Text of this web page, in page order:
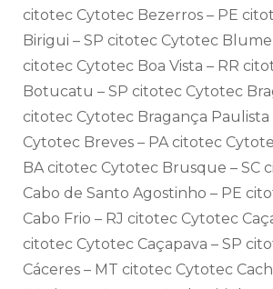
citotec Cytotec Bezerros – PE
Birigui – SP citotec Cytotec
citotec Cytotec Boa Vista – RR
Botucatu – SP citotec Cytotec
citotec Cytotec Bragança Paulista
Cytotec Breves – PA citotec
BA citotec Cytotec Brusque – SC
Cabo de Santo Agostinho – PE
Cabo Frio – RJ citotec Cytotec
citotec Cytotec Caçapava – SP
Cáceres – MT citotec Cytotec